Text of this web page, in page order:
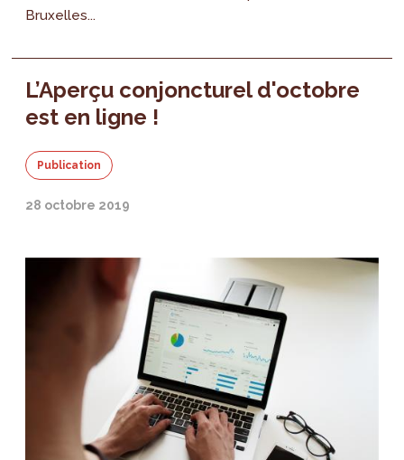
Bruxelles...
L’Aperçu conjoncturel d'octobre
est en ligne !
Publication
28 octobre 2019